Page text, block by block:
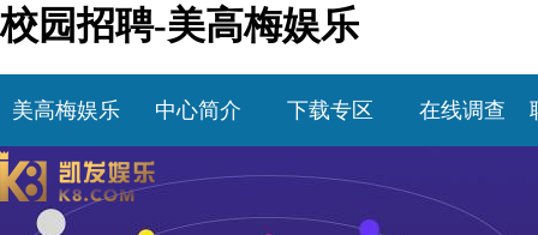
校园招聘-美高梅娱乐
美高梅娱乐 中心简介 下载专区 在线调查